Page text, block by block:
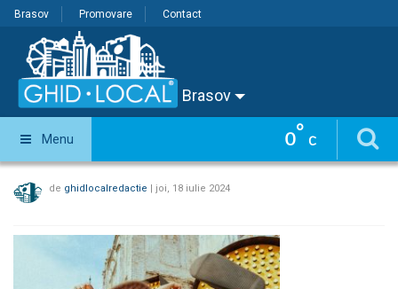
Brasov Promovare Contact
Brasov
0° C
Menu
de ghidlocalredactie | joi, 18 iulie 2024